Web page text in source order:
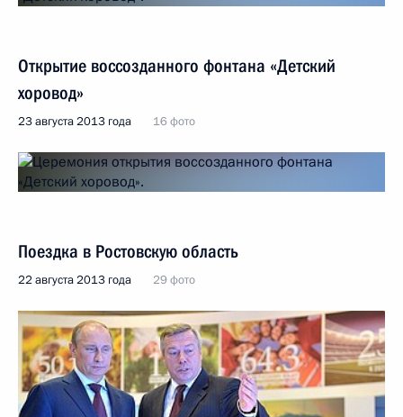
Открытие воссозданного фонтана «Детский
хоровод»
23 августа 2013 года 16 фото
Поездка в Ростовскую область
22 августа 2013 года 29 фото